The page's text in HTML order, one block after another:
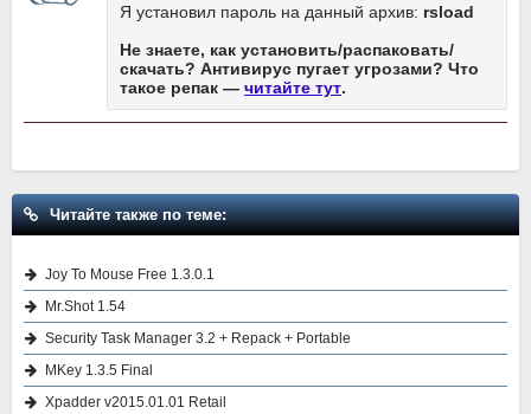
Я установил пароль на данный архив: rsload
Не знаете, как установить/распаковать/
скачать? Антивирус пугает угрозами? Что
такое репак — читайте тут.
Читайте также по теме:
Joy To Mouse Free 1.3.0.1
Mr.Shot 1.54
Security Task Manager 3.2 + Repack + Portable
MKey 1.3.5 Final
Xpadder v2015.01.01 Retail